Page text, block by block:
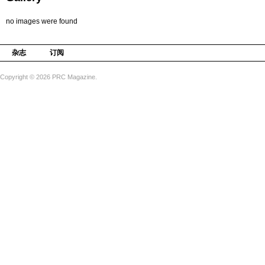
no images were found
杂志 订阅
Copyright © 2026 PRC Magazine.